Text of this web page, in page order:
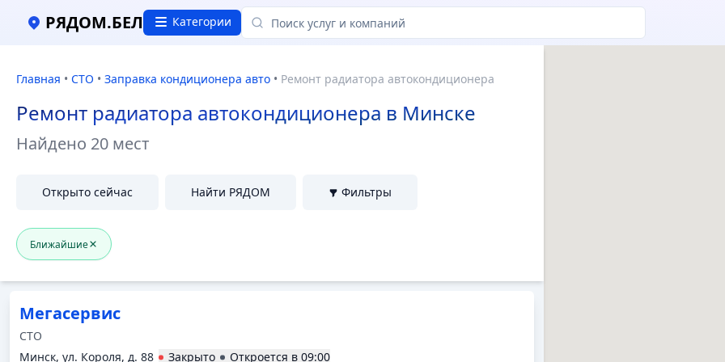
РЯДОМ.БЕЛ Категории
Главная • СТО • Заправка кондиционера авто • Ремонт радиатора автокондиционера
Ремонт радиатора автокондиционера в Минске
Найдено 20 мест
Открыто сейчас Найти РЯДОМ Фильтры
Ближайшие
Мегасервис
СТО
Минск, ул. Короля, д. 88
Закрыто Откроется в 09:00
Ремонт радиатора автокондиционера в Минске, Отзывы и цены